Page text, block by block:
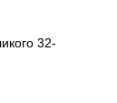
32-